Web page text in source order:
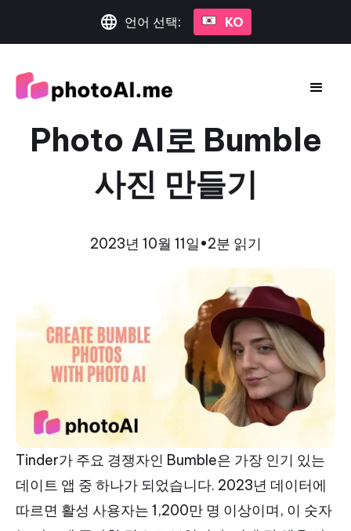
언어 선택: KO
Photo AI로 Bumble
사진 만들기
2023년 10월 11일•2분 읽기
Tinder가 주요 경쟁자인 Bumble은 가장 인기 있는
데이트 앱 중 하나가 되었습니다. 2023년 데이터에
따르면 활성 사용자는 1,200만 명 이상이며, 이 숫자